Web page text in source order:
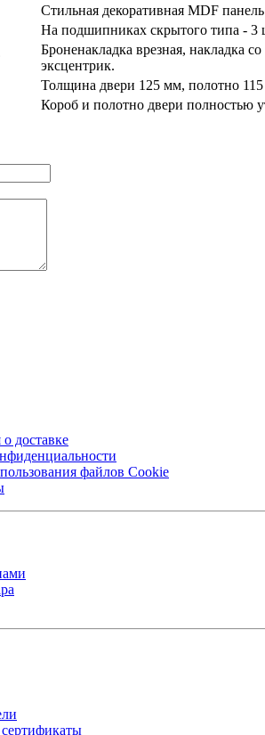
Стильная декоративная MDF
На подшипниках скрытого типа - 3
Броненакладка врезная, накладка
эксцентрик.
Толщина двери 125 мм, полотно
Короб и полотно двери полностью
доставке
файлов Cookie